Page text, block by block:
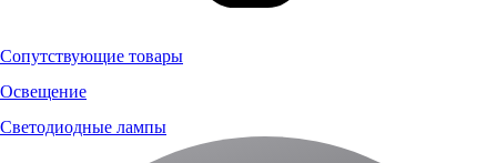
Сопутствующие товары
Освещение
Светодиодные лампы